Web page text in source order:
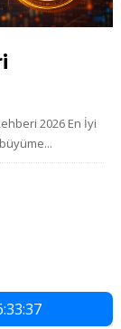
2026 En İyi